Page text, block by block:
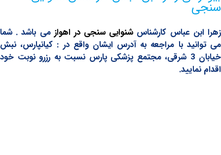
عباس کارشناسشنوایی سنجی در اهوازمی باشد . شما
با مراجعه به آدرس ایشان واقع در : کیانپارس، نبش
خیابان 3 شرقی، مجتمع پزشکی پارس نسبت به رزرو نوبت خود